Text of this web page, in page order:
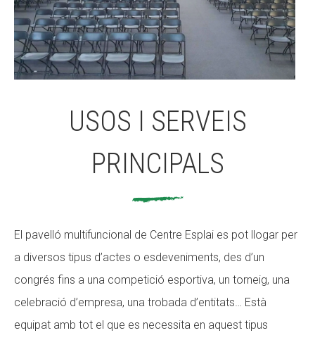
USOS I SERVEIS
PRINCIPALS
El pavelló multifuncional de Centre Esplai es pot llogar per
a diversos tipus d’actes o esdeveniments, des d’un
congrés fins a una competició esportiva, un torneig, una
celebració d’empresa, una trobada d’entitats… Està
equipat amb tot el que es necessita en aquest tipus